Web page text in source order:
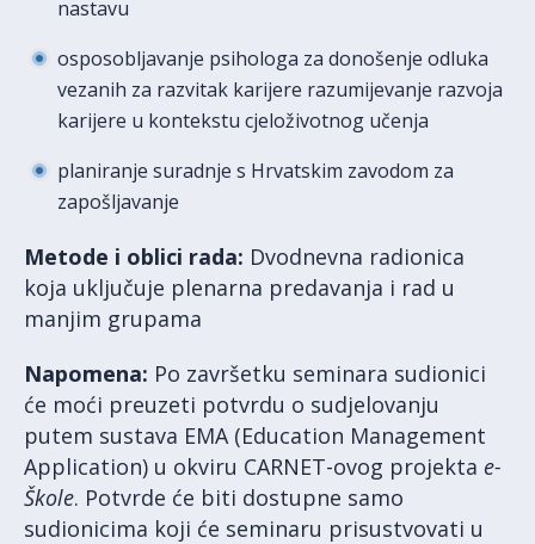
nastavu
osposobljavanje psihologa za donošenje odluka
vezanih za razvitak karijere razumijevanje razvoja
karijere u kontekstu cjeloživotnog učenja
planiranje suradnje s Hrvatskim zavodom za
zapošljavanje
Metode i oblici rada: Dvodnevna radionica
koja uključuje plenarna predavanja i rad u
manjim grupama
Napomena: Po završetku seminara sudionici
će moći preuzeti potvrdu o sudjelovanju
putem sustava EMA (Education Management
Application) u okviru CARNET-ovog projekta e-
Škole. Potvrde će biti dostupne samo
sudionicima koji će seminaru prisustvovati u